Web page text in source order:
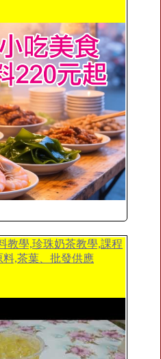
教學,珍珠奶茶教學,課程
,茶葉、批發供應